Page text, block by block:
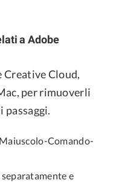
a Adobe
Cloud,
per rimuoverli
passaggi.
Comando-
e